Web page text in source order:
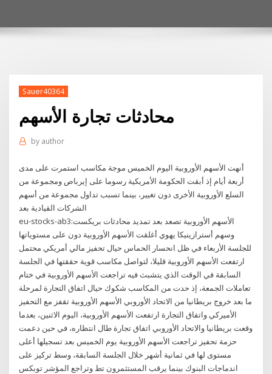
Sauer40364
محادثات تجارة الأسهم
by author
أنهت الأسهم الأوروبية اليوم الخميس موجة مكاسب استمرت على مدى
أربعة أيام إذ أبقت الحكومة الأمريكية رسوما على إيرباص ومجموعة من
السلع الأوروبية الأخرى دون تغيير، بينما تسبب تداول مجموعة من أسهم
الشركات القيادية بعد
eu-stocks-ab3:الأسهم الأوروبية تصعد بعد تمديد محادثات بريكست
وسهم أسترازينيكا يهوي أغلقت الأسهم الأوروبية دون على مستوياتها
للجلسة الأربعاء في ظل انحسار الحماس حيال تحفيز مالي أمريكي محتمل
ارتفعت الأسهم الأوروبية قليلا، لتواصل مكاسب قوية حققتها في الجلسة
السابقة في الوقت الذي يتشبث فيه تراجعت الأسهم الأوروبية في ختام
تعاملات الجمعة، إذ حدت من المكاسب شكوك حيال اتفاق التجارة لمرحلة
ما بعد خروج بريطانيا من الاتحاد الأوروبي الأسهم الأوروبية تقفز مع التحفيز
الأميركي واتفاق التجارة ارتفعت الأسهم الأوروبية، اليوم الاثنين، بعدما
وقعت بريطانيا والاتحاد الأوروبي اتفاق تجارة طال انتظاره، في حين دعمت
حزمة تحفيز تراجعت الأسهم الأوروبية يوم الخميس بعد تسجيلها أعلى
مستوى لها في ثمانية أشهر خلال الجلسة السابقة، وسط تركيز على
اندماجات البنوك بينما يرقب المستثمرون تط وتراجع المؤشر توبكس